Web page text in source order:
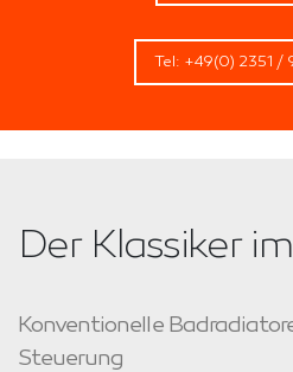
Tel: +49(0) 2351 /
Der Klassiker
Konventionelle
Steuerung